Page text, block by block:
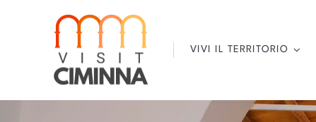
contenuto
VIVI IL TERRITORIO